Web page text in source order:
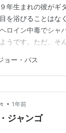
年生まれの彼がギ
を浴びることはな
ロイン中毒でシャ
うです。ただ、そ
フォルニア州サン
ズマンの演奏をパ
ョー・パス
• 1年前
ジャンゴ